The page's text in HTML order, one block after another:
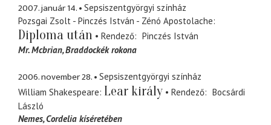
2007. január 14.
Sepsiszentgyörgyi színház
Pozsgai Zsolt - Pinczés István - Zénó Apostolache
Diploma után Rendező
Pinczés István
Mr. Mcbrian Braddockék rokona
2006. november 28.
Sepsiszentgyörgyi színház
William Shakespeare Lear király Rendező
Bocsárdi
László
Nemes Cordelia kíséretében